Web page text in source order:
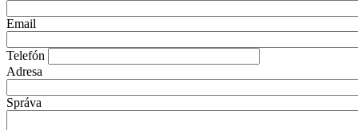
Email
Telefón
Adresa
Správa